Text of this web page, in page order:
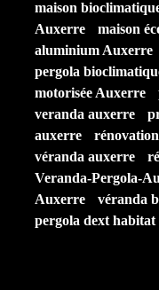
maison
Auxerre
maison
aluminium Auxerre
pergola
motorisée Auxerre
veranda auxerre
auxerre
véranda auxerre
Veranda-Pergola-
Auxerre
véranda
pergola dext habitat